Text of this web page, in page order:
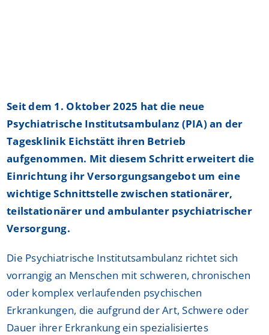
Seit dem 1. Oktober 2025 hat die neue
Psychiatrische Institutsambulanz (PIA) an der
Tagesklinik Eichstätt ihren Betrieb
aufgenommen. Mit diesem Schritt erweitert die
Einrichtung ihr Versorgungsangebot um eine
wichtige Schnittstelle zwischen stationärer,
teilstationärer und ambulanter psychiatrischer
Versorgung.
Die Psychiatrische Institutsambulanz richtet sich
vorrangig an Menschen mit schweren, chronischen
oder komplex verlaufenden psychischen
Erkrankungen, die aufgrund der Art, Schwere oder
Dauer ihrer Erkrankung ein spezialisiertes